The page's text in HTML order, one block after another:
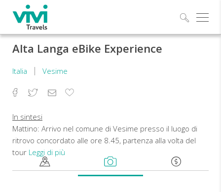
Alta Langa eBike Experience
Italia Vesime
Facebook
TwitterEmailAggiungi
In sintesi
Mattino: Arrivo nel comune di Vesime presso il luogo di
ritrovo concordato alle ore 8.45, partenza alla volta del
tour Leggi di più